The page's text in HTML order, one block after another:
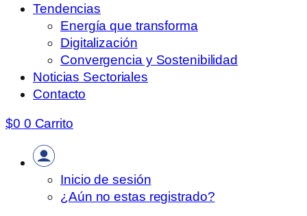
Tendencias
Energía que transforma
Digitalización
Convergencia y Sostenibilidad
Noticias Sectoriales
Contacto
$0 0 Carrito
Inicio de sesión
¿Aún no estas registrado?